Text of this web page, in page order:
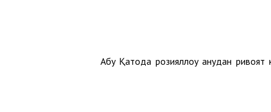
Абу Қатода розияллоҳу анҳудан ривоят